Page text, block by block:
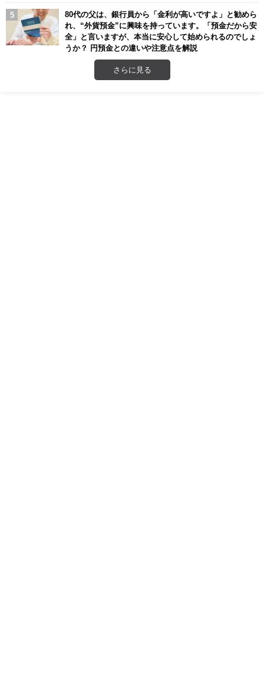
80代の父は、銀行員から「金利が高いですよ」と勧めら
れ、“外貨預金”に興味を持っています。「預金だから安
全」と言いますが、本当に安心して始められるのでしょ
うか？ 円預金との違いや注意点を解説
さらに見る